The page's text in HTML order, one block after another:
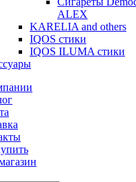
ALEX
KARELIA and others
IQOS стики
IQOS ILUMA стики